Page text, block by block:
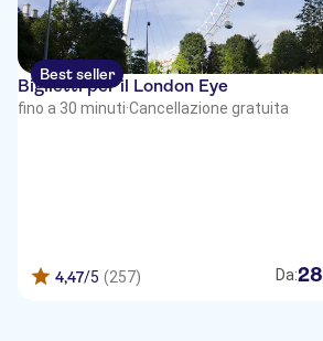
Best seller
Biglietti per il London Eye
fino a 30 minuti·Cancellazione gratuita
4,47/5 (257) Da:28